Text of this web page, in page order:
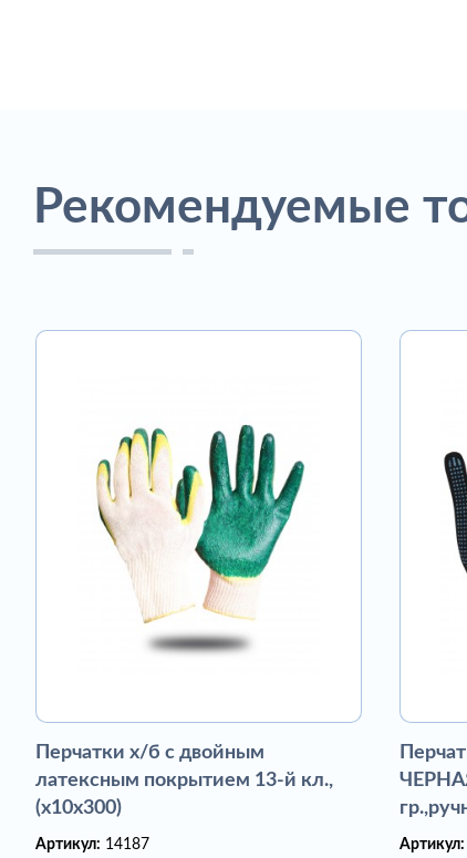
Рекомендуемые
Перчатки х/б с двойным
латексным покрытием 13-й кл.,
(х10х300)
Артикул: 14187 Артикул: